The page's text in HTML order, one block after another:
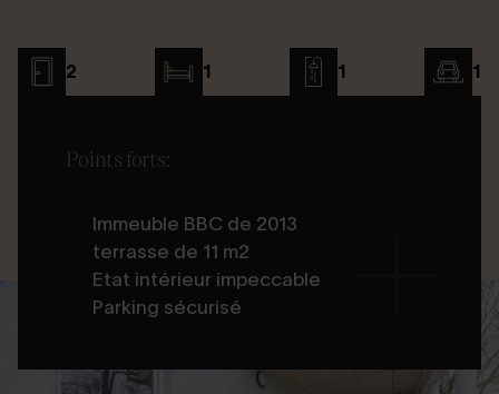
2 1 1 1
Points forts:
Immeuble BBC de 2013
terrasse de 11 m2
Etat intérieur impeccable
Parking sécurisé